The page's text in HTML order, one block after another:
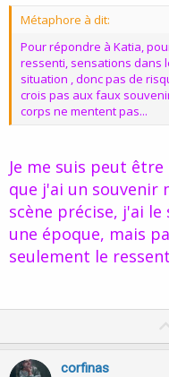
Métaphore à dit:
Pour répondre à Katia,
ressenti, sensations dans
situation , donc pas de
crois pas aux faux
corps ne mentent pas...
Je me suis peut
que j'ai un souvenir
scène précise, j'ai
une époque, mais
seulement le
corfinas